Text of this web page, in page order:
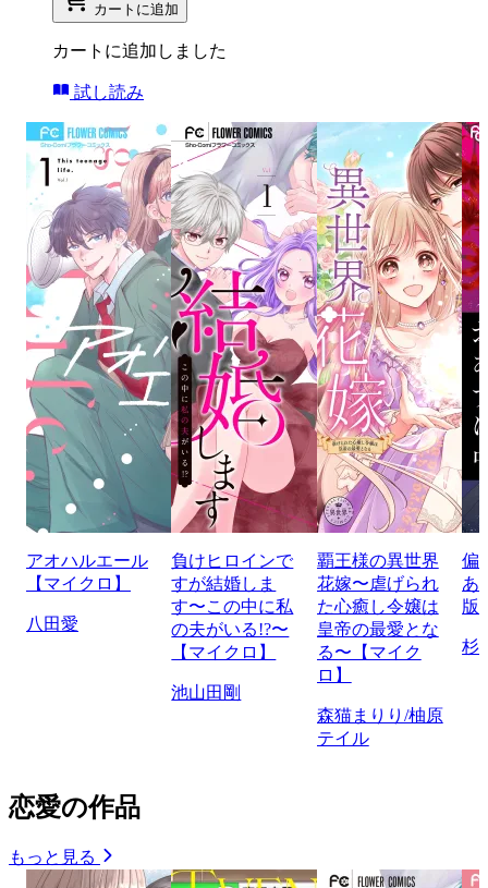
カートに追加
カートに追加しました
試し読み
アオハルエール
【マイクロ】
八田愛
負けヒロインで
すが結婚しま
す〜この中に私
の夫がいる!?〜
【マイクロ】
池山田剛
覇王様の異世界
花嫁〜虐げられ
た心癒し令嬢は
皇帝の最愛とな
る〜【マイク
ロ】
森猫まりり/柚原
テイル
偏
あ
版
杉
恋愛の作品
もっと見る